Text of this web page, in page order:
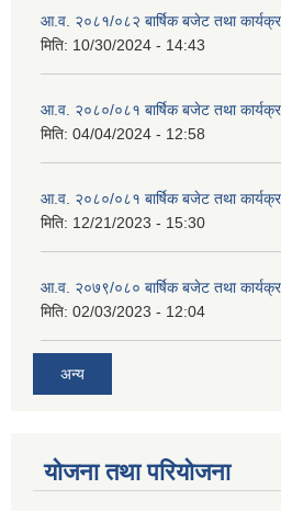
आ.व. २०८१/०८२ बार्षिक बजेट तथा
मिति: 10/30/2024 - 14:43
आ.व. २०८०/०८१ बार्षिक बजेट तथा
मिति: 04/04/2024 - 12:58
आ.व. २०८०/०८१ बार्षिक बजेट तथा
मिति: 12/21/2023 - 15:30
आ.व. २०७९/०८० बार्षिक बजेट तथा
मिति: 02/03/2023 - 12:04
अन्य
योजना तथा परियोजना